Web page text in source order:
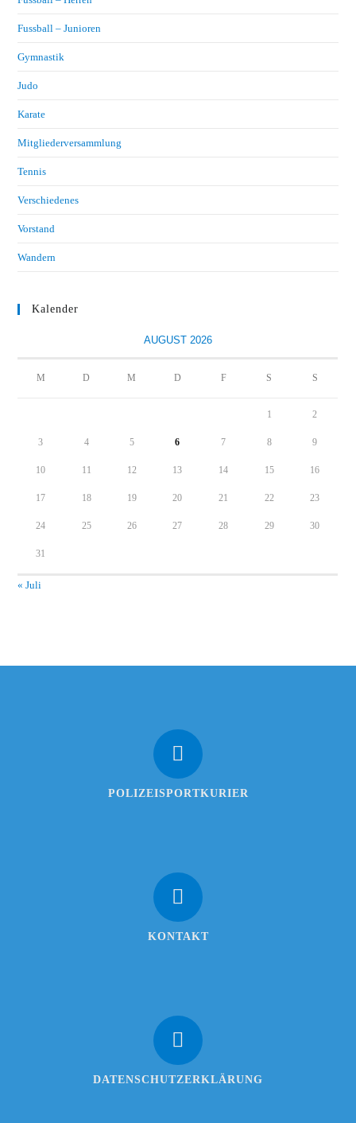
Fussball – Junioren
Gymnastik
Judo
Karate
Mitgliederversammlung
Tennis
Verschiedenes
Vorstand
Wandern
Kalender
AUGUST 2026
M D M D F S S
1 2
3 4 5 6 7 8 9
10 11 12 13 14 15 16
17 18 19 20 21 22 23
24 25 26 27 28 29 30
31
« Juli
POLIZEISPORTKURIER
KONTAKT
DATENSCHUTZERKLÄRUNG